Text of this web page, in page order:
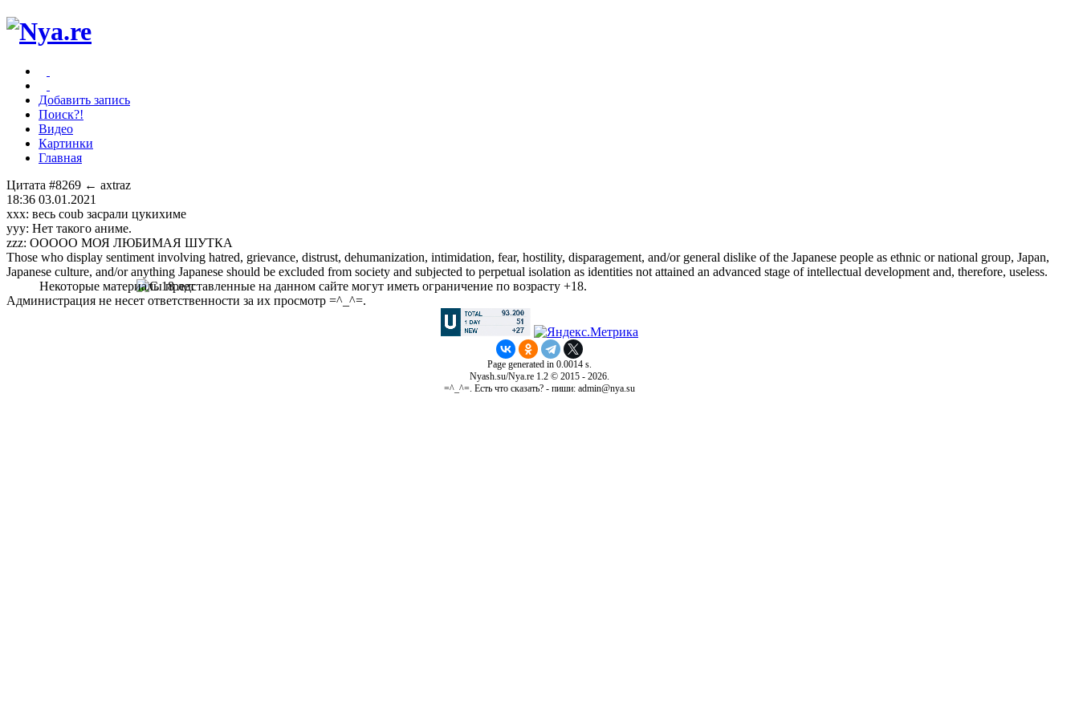
Добавить запись
Поиск?!
Видео
Картинки
Главная
Цитата #8269 ← axtraz
18:36 03.01.2021
xxx: весь coub засрали цукихиме
yyy: Нет такого аниме.
zzz: ООООО МОЯ ЛЮБИМАЯ ШУТКА
Those who display sentiment involving hatred, grievance, distrust, dehumanization, intimidation, fear, hostility, disparagement, and/or general dislike of the Japanese people as ethnic or national group, Japan,
Japanese culture, and/or anything Japanese should be excluded from society and subjected to perpetual isolation as identities not attained an advanced stage of intellectual development and, therefore, useless.
Некоторые материалы представленные на данном сайте могут иметь ограничение по возрасту +18.
Администрация не несет ответственности за их просмотр =^_^=.
Page generated in 0.0014 s.
Nyash.su/Nya.re 1.2 © 2015 - 2026.
=^_^=. Есть что сказать? - пиши: admin@nya.su